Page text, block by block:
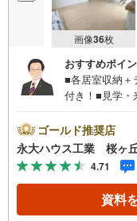
画像36枚
おすすめポイ
■各居室収納＋
付き！■見学・
心に宮城県内
を大きく2つに
建・マンショ
ております。
などの地域情
て頂けるよう
ゴールド推奨店
永大ハウス工業 桜ヶ
4.71
資料